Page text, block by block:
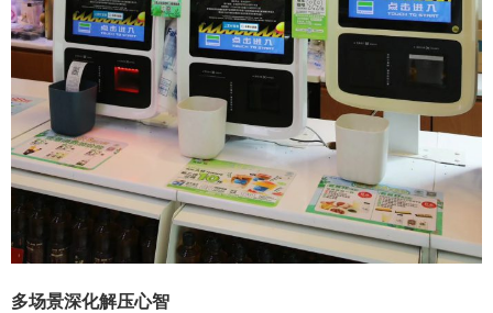
多场景深化解压心智